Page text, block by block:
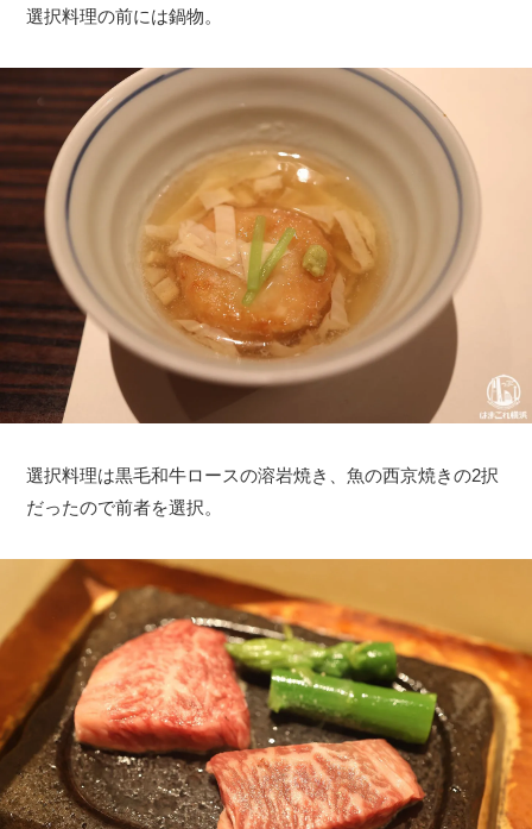
選択料理の前には鍋物。
選択料理は黒毛和牛ロースの溶岩焼き、魚の西京焼きの2択
だったので前者を選択。